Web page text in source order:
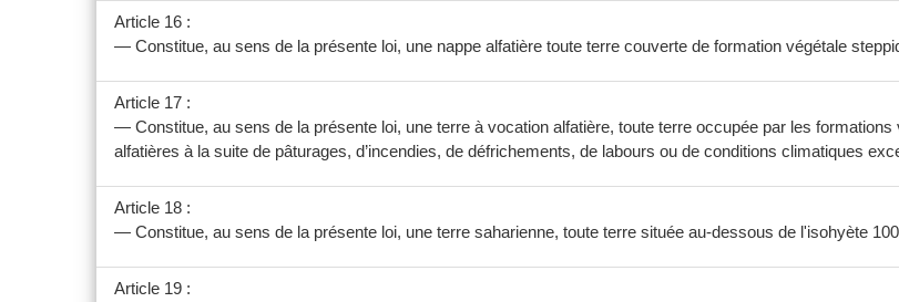
Article 16 :
— Constitue, au sens de la présente loi, une nappe alfatière toute terre couverte de formation végétale
Article 17 :
— Constitue, au sens de la présente loi, une terre à vocation alfatière, toute terre occupée par les
alfatières à la suite de pâturages, d’incendies, de défrichements, de labours ou de conditions climatiques
Article 18 :
— Constitue, au sens de la présente loi, une terre saharienne, toute terre située au-dessous de l'isohyète
Article 19 :